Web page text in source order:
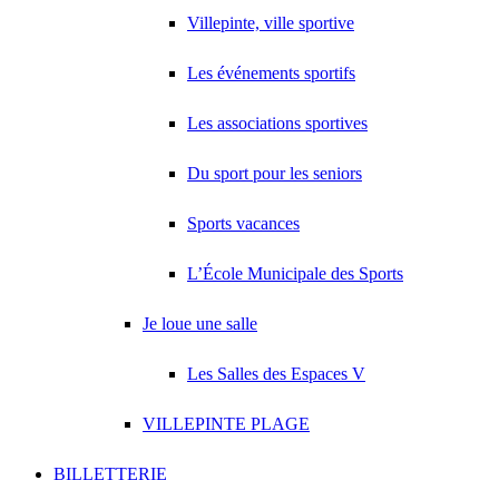
Villepinte, ville sportive
Les événements sportifs
Les associations sportives
Du sport pour les seniors
Sports vacances
L’École Municipale des Sports
Je loue une salle
Les Salles des Espaces V
VILLEPINTE PLAGE
BILLETTERIE